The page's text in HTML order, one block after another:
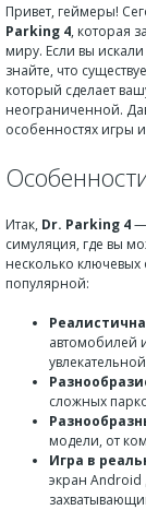
Привет, геймеры!
Parking 4, которая
миру. Если вы
знайте, что
который сделает
неограниченной.
особенностях игры
Итак, Dr. Parking 4—
симуляция, где вы
несколько ключевых
популярной:
автомобилей
сложных
модели, от
Игра в
экран Android